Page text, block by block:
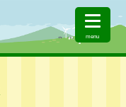
menu